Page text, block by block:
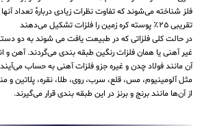
فلز شناخته می‌شوند که تفاوت نظرات زیادی دربارهٔ تعداد
تقریبی ۲۵٪ پوسته کره زمین را فلزات تشکیل می‌دهند
در حالت کلی فلزاتی که در طبیعت یافت می شوند به دو
غیر آهنی یا همان فلزات رنگین طبقه بندی می‌گردند. آهن و
آن مانند فولاد چدن و غیره جزو فلزات آهنی به حساب
مثل آلومینیوم، مس، قلع، سرب، روی، طلا، نقره، پلاتین و
از آن‌ها مانند برنج و برنز در این طبقه‌ بندی قرار می‌‌گیرند.